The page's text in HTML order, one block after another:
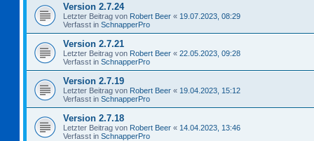
Version 2.7.24
Letzter Beitrag von Robert Beer « 19.07.2023, 08:29
Verfasst in SchnapperPro
Version 2.7.21
Letzter Beitrag von Robert Beer « 22.05.2023, 09:28
Verfasst in SchnapperPro
Version 2.7.19
Letzter Beitrag von Robert Beer « 19.04.2023, 15:12
Verfasst in SchnapperPro
Version 2.7.18
Letzter Beitrag von Robert Beer « 14.04.2023, 13:46
Verfasst in SchnapperPro